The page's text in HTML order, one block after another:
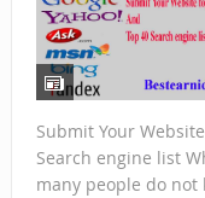
Submit Your
Search engine list
many people do